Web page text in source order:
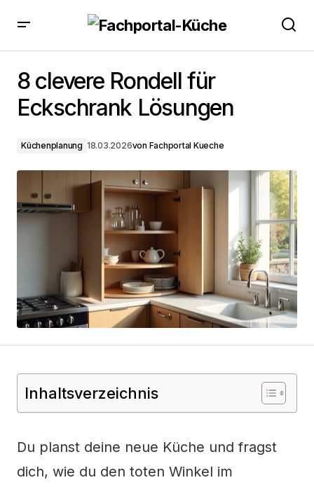
8 clevere Rondell für
Eckschrank Lösungen
Küchenplanung 18.03.2026von Fachportal Kueche
Inhaltsverzeichnis
Du planst deine neue Küche und fragst
dich, wie du den toten Winkel im